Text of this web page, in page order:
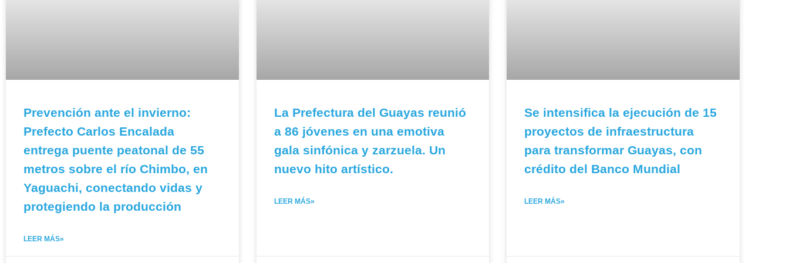
Prevención ante el invierno:
Prefecto Carlos Encalada
entrega puente peatonal de 55
metros sobre el río Chimbo, en
Yaguachi, conectando vidas y
protegiendo la producción
LEER MÁS»
La Prefectura del Guayas reunió
a 86 jóvenes en una emotiva
gala sinfónica y zarzuela. Un
nuevo hito artístico.
LEER MÁS»
Se intensifica la ejecución de 15
proyectos de infraestructura
para transformar Guayas, con
crédito del Banco Mundial
LEER MÁS»